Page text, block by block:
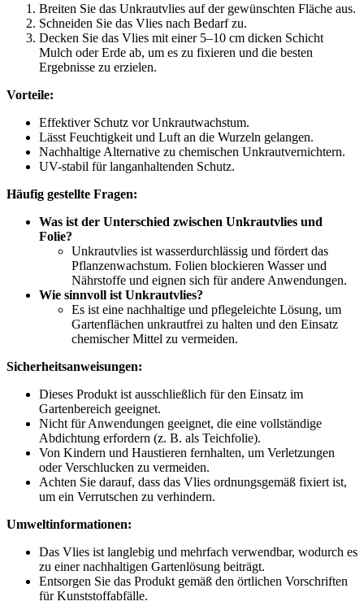
Breiten Sie das Unkrautvlies auf der gewünschten Fläche aus.
Schneiden Sie das Vlies nach Bedarf zu.
Decken Sie das Vlies mit einer 5–10 cm dicken Schicht
Mulch oder Erde ab, um es zu fixieren und die besten
Ergebnisse zu erzielen.
Vorteile:
Effektiver Schutz vor Unkrautwachstum.
Lässt Feuchtigkeit und Luft an die Wurzeln gelangen.
Nachhaltige Alternative zu chemischen Unkrautvernichtern.
UV-stabil für langanhaltenden Schutz.
Häufig gestellte Fragen:
Was ist der Unterschied zwischen Unkrautvlies und
Folie?
Unkrautvlies ist wasserdurchlässig und fördert das
Pflanzenwachstum. Folien blockieren Wasser und
Nährstoffe und eignen sich für andere Anwendungen.
Wie sinnvoll ist Unkrautvlies?
Es ist eine nachhaltige und pflegeleichte Lösung, um
Gartenflächen unkrautfrei zu halten und den Einsatz
chemischer Mittel zu vermeiden.
Sicherheitsanweisungen:
Dieses Produkt ist ausschließlich für den Einsatz im
Gartenbereich geeignet.
Nicht für Anwendungen geeignet, die eine vollständige
Abdichtung erfordern (z. B. als Teichfolie).
Von Kindern und Haustieren fernhalten, um Verletzungen
oder Verschlucken zu vermeiden.
Achten Sie darauf, dass das Vlies ordnungsgemäß fixiert ist,
um ein Verrutschen zu verhindern.
Umweltinformationen:
Das Vlies ist langlebig und mehrfach verwendbar, wodurch es
zu einer nachhaltigen Gartenlösung beiträgt.
Entsorgen Sie das Produkt gemäß den örtlichen Vorschriften
für Kunststoffabfälle.